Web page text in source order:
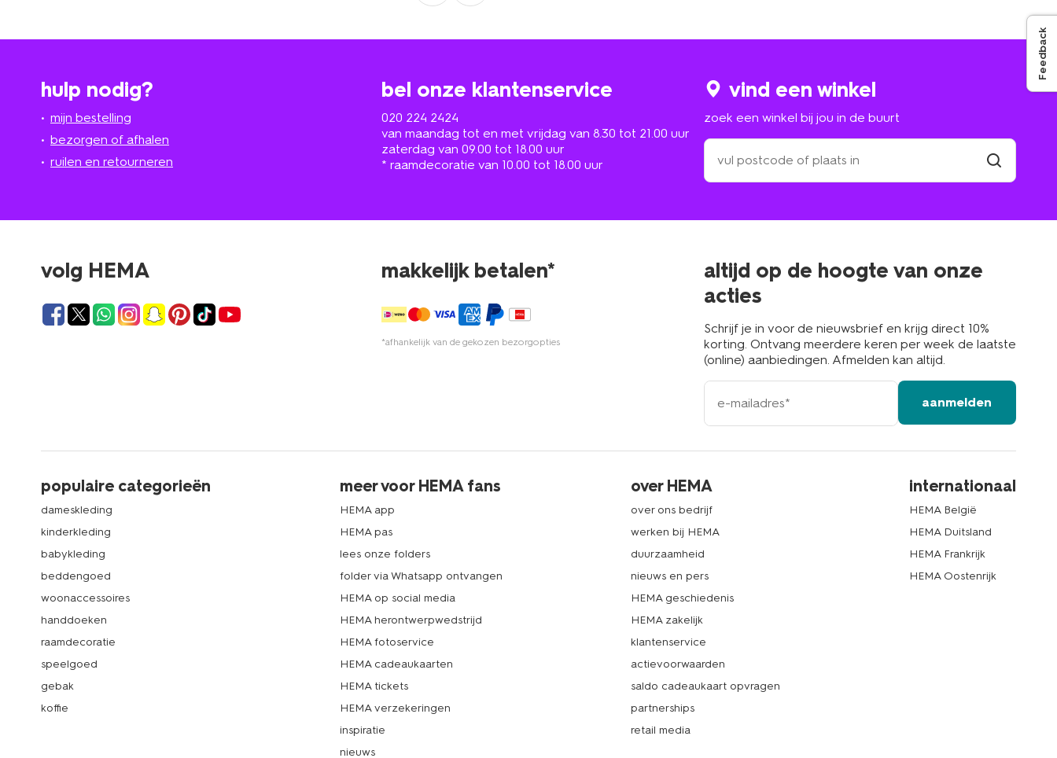
hulp nodig?
mijn bestelling
bezorgen of afhalen
ruilen en retourneren
bel onze klantenservice
020 224 2424
van maandag tot en met vrijdag van 8.30 tot 21.00 uur
zaterdag van 09.00 tot 18.00 uur
* raamdecoratie van 10.00 tot 18.00 uur
vind een winkel
zoek een winkel bij jou in de buurt
zoek
een
winkel
in
volg HEMA makkelijk betalen*
*afhankelijk van de gekozen bezorgopties
altijd op de hoogte van onze
acties
Schrijf je in voor de nieuwsbrief en krijg direct 10%
korting. Ontvang meerdere keren per week de laatste
(online) aanbiedingen. Afmelden kan altijd.
e-
mailadres
aanmelden
populaire categorieën
dameskleding
kinderkleding
babykleding
beddengoed
woonaccessoires
handdoeken
raamdecoratie
speelgoed
gebak
koffie
meer voor HEMA fans
HEMA app
HEMA pas
lees onze folders
folder via Whatsapp ontvangen
HEMA op social media
HEMA herontwerpwedstrijd
HEMA fotoservice
HEMA cadeaukaarten
HEMA tickets
HEMA verzekeringen
inspiratie
nieuws
over HEMA
over ons bedrijf
werken bij HEMA
duurzaamheid
nieuws en pers
HEMA geschiedenis
HEMA zakelijk
klantenservice
actievoorwaarden
saldo cadeaukaart opvragen
partnerships
retail media
internationaal
HEMA België
HEMA Duitsland
HEMA Frankrijk
HEMA Oostenrijk
Feedback